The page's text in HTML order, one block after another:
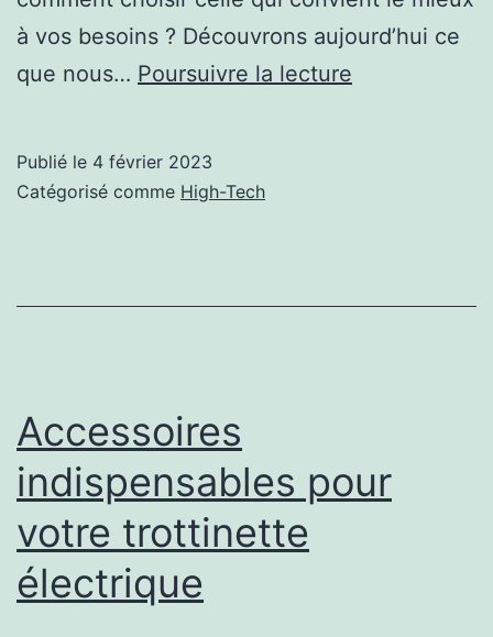
à vos besoins ? Découvrons aujourd’hui ce
que nous… Poursuivre la lecture
Publié le 4 février 2023
Catégorisé comme High-Tech
Accessoires
indispensables pour
votre trottinette
électrique